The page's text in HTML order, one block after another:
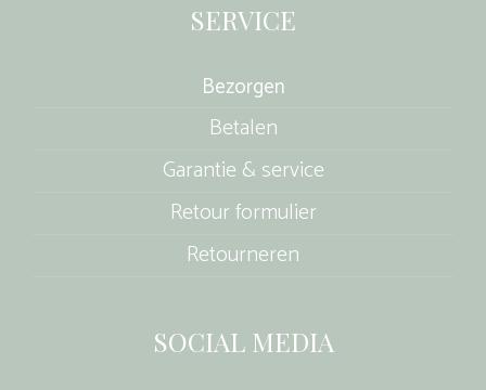
SERVICE
Bezorgen
Betalen
Garantie & service
Retour formulier
Retourneren
SOCIAL MEDIA